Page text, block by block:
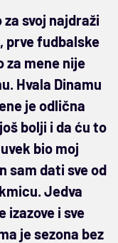
svoj najdraži
prve fudbalske
za mene nije
Hvala Dinamu
je odlična
bolji i da ću to
bio moj
sam dati sve od
Jedva
izazove i sve
je sezona bez